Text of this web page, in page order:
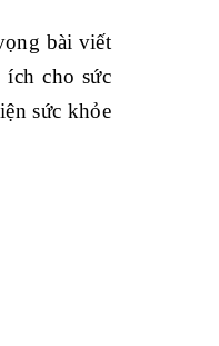
bài viết
ích cho sức
sức khỏe